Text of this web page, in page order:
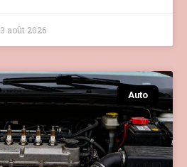
3 août 2026
Auto